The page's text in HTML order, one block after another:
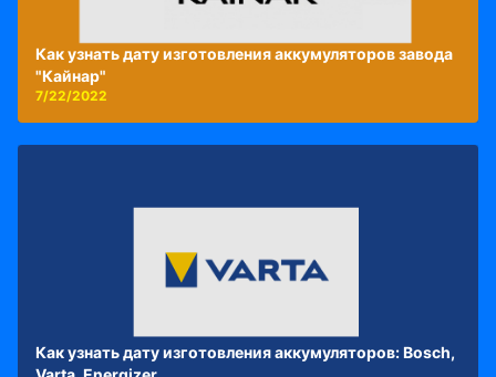
Как узнать дату изготовления аккумуляторов завода
"Кайнар"
7/22/2022
Как узнать дату изготовления аккумуляторов: Bosch,